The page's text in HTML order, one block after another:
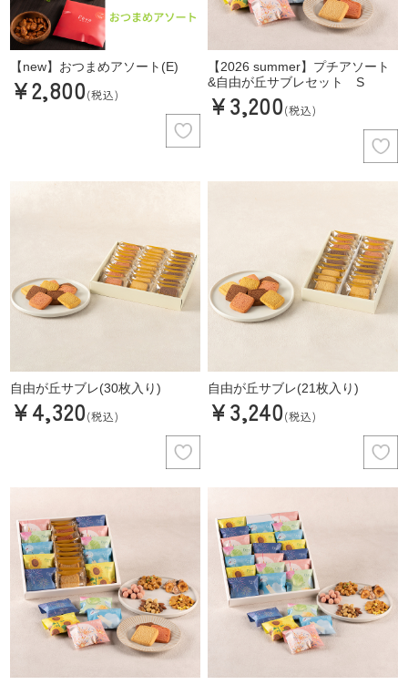
【new】おつまめアソート(E)
¥2,800(税込)
【2026 summer】プチアソート
&自由が丘サブレセット S
¥3,200(税込)
自由が丘サブレ(30枚入り)
¥4,320(税込)
自由が丘サブレ(21枚入り)
¥3,240(税込)